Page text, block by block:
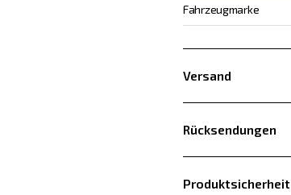
Fahrzeugmarke
Versand
Rücksendungen
Produktsicherheit